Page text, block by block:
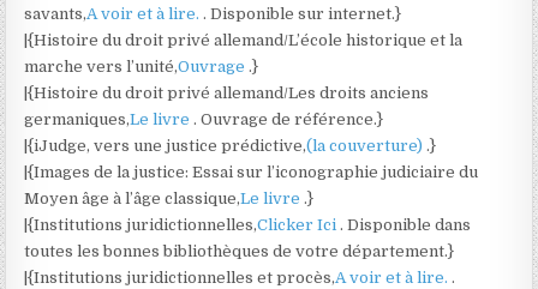
savants,A voir et à lire.. Disponible sur internet.}
|{Histoire du droit privé allemand/L’école historique et la
marche vers l’unité,Ouvrage.}
|{Histoire du droit privé allemand/Les droits anciens
germaniques,Le livre. Ouvrage de référence.}
|{iJudge, vers une justice prédictive,(la couverture).}
|{Images de la justice: Essai sur l’iconographie judiciaire du
Moyen âge à l’âge classique,Le livre.}
|{Institutions juridictionnelles,Clicker Ici. Disponible dans
toutes les bonnes bibliothèques de votre département.}
|{Institutions juridictionnelles et procès,A voir et à lire..